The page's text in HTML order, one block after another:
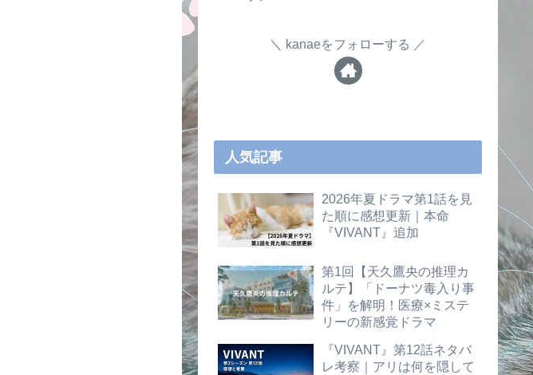
kanaeをフォローする
人気記事
2026年夏ドラマ第1話を見
た順に感想更新｜本命
『VIVANT』追加
第1回【天久鷹央の推理カ
ルテ】「ドーナツ毒入り事
件」を解明！医療×ミステ
リーの新感覚ドラマ
『VIVANT』第12話ネタバ
レ考察｜アリは何を隠して